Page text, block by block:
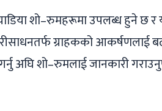
शो–रुमहरूमा उपलब्ध हुने छ र
ग्राहकको आकर्षणलाई
गर्नु अघि शो–रुमलाई जानकारी